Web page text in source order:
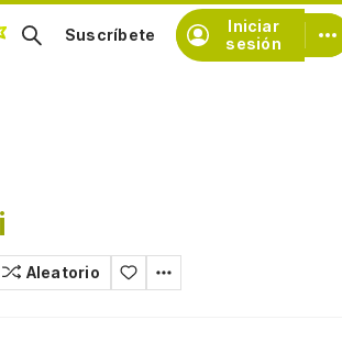
Iniciar
sesión
Suscríbete
Aleatorio